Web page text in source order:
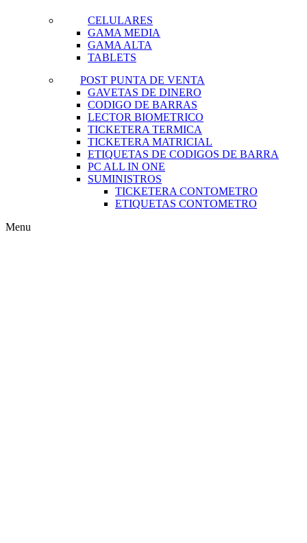
CELULARES
GAMA MEDIA
GAMA ALTA
TABLETS
POST PUNTA DE VENTA
GAVETAS DE DINERO
CODIGO DE BARRAS
LECTOR BIOMETRICO
TICKETERA TERMICA
TICKETERA MATRICIAL
ETIQUETAS DE CODIGOS DE BARRA
PC ALL IN ONE
SUMINISTROS
TICKETERA CONTOMETRO
ETIQUETAS CONTOMETRO
Menu